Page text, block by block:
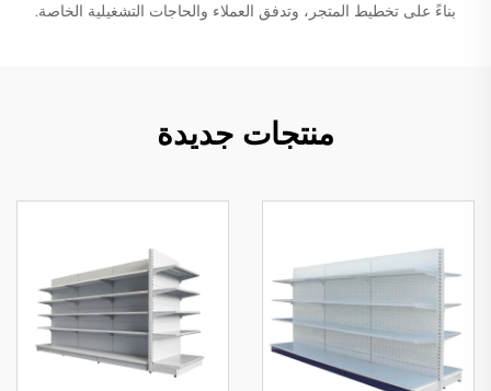
بناءً على تخطيط المتجر، وتدفق العملاء والحاجات التشغيلية الخاصة.
منتجات جديدة